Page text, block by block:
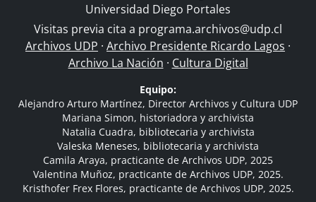
Universidad Diego Portales
Visitas previa cita a programa.archivos@udp.cl
Archivos UDP · Archivo Presidente Ricardo Lagos ·
Archivo La Nación · Cultura Digital
Equipo:
Alejandro Arturo Martínez, Director Archivos y Cultura UDP
Mariana Simon, historiadora y archivista
Natalia Cuadra, bibliotecaria y archivista
Valeska Meneses, bibliotecaria y archivista
Camila Araya, practicante de Archivos UDP, 2025
Valentina Muñoz, practicante de Archivos UDP, 2025.
Kristhofer Frex Flores, practicante de Archivos UDP, 2025.